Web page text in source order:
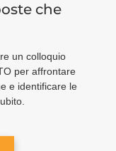
che
un colloquio
per affrontare
e identificare le